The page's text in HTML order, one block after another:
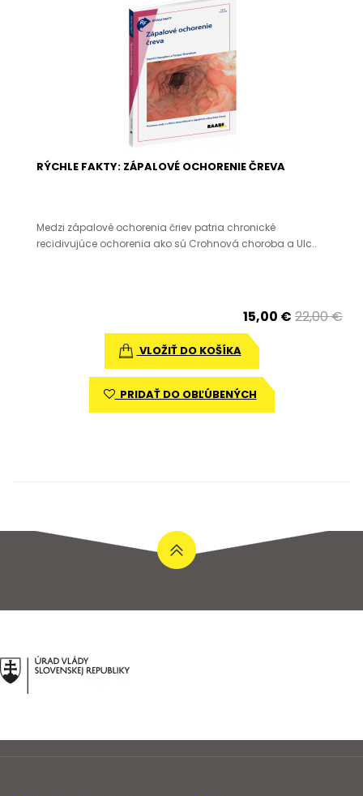
RÝCHLE FAKTY: ZÁPALOVÉ OCHORENIE ČREVA
Medzi zápalové ochorenia čriev patria chronické
recidivujúce ochorenia ako sú Crohnová choroba a Ulc..
15,00 € 22,00 €
VLOŽIŤ DO KOŠÍKA
PRIDAŤ DO OBĽÚBENÝCH